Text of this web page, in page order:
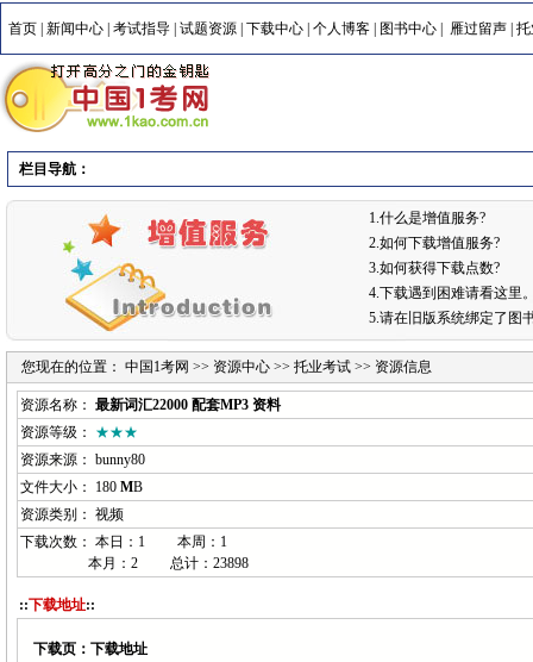
首页 新闻中心 考试指导 试题资源 下载中心 个人博客 图书中心 雁过留声
栏目导航：
1.什么是增值服务?
2.如何下载增值服务?
3.如何获得下载点数?
4.下载遇到困难请看这里
5.请在旧版系统绑定了图
您现在的位置： 中国1考网 >> 资源中心>> 托业考试>> 资源信息
资源名称： 最新词汇22000 配套MP3 资料
资源等级：
★★★
资源来源： bunny80
文件大小： 180 MB
资源类别： 视频
下载次数： 本日： 1 本周： 1
本月： 2 总计： 23898
::下载地址::
下载页： 下载地址